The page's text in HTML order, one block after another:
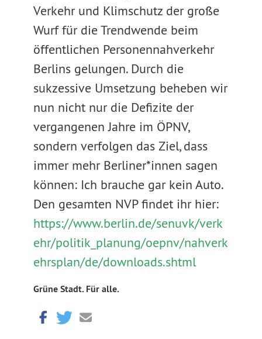
Verkehr und Klimschutz der große
Wurf für die Trendwende beim
öffentlichen Personennahverkehr
Berlins gelungen. Durch die
sukzessive Umsetzung beheben wir
nun nicht nur die Defizite der
vergangenen Jahre im ÖPNV,
sondern verfolgen das Ziel, dass
immer mehr Berliner*innen sagen
können: Ich brauche gar kein Auto.
Den gesamten NVP findet ihr hier:
https://www.berlin.de/senuvk/verk
ehr/politik_planung/oepnv/nahverk
ehrsplan/de/downloads.shtml
Grüne Stadt. Für alle.